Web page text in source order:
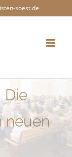
soest.de
Die
neuen